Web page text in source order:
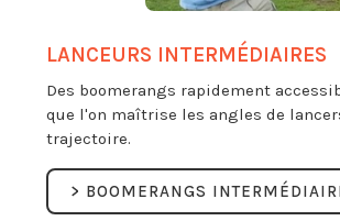
LANCEURS INTERMÉDIAIRES
Des boomerangs rapidement
que l'on maîtrise les angles de
trajectoire.
> BOOMERANGS